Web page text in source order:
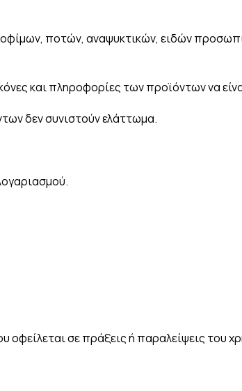
ποτών, αναψυκτικών, ειδών
και πληροφορίες των προϊόντων να
δεν συνιστούν ελάττωμα.
οφείλεται σε πράξεις ή παραλείψεις του